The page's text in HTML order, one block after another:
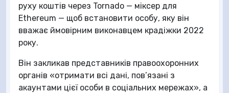
руху коштів через Tornado — міксер для
Ethereum — щоб встановити особу, яку він
вважає ймовірним виконавцем крадіжки 2022
року.
Він закликав представників правоохоронних
органів «отримати всі дані, пов’язані з
акаунтами цієї особи в соціальних мережах», а